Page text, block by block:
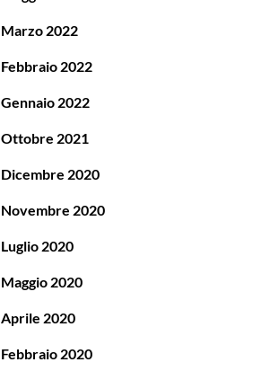
Marzo 2022
Febbraio 2022
Gennaio 2022
Ottobre 2021
Dicembre 2020
Novembre 2020
Luglio 2020
Maggio 2020
Aprile 2020
Febbraio 2020